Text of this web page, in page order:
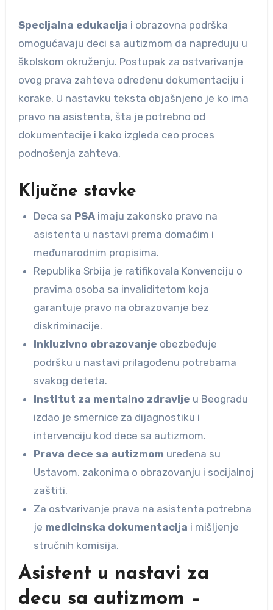
Specijalna edukacija i obrazovna podrška
omogućavaju deci sa autizmom da napreduju u
školskom okruženju. Postupak za ostvarivanje
ovog prava zahteva određenu dokumentaciju i
korake. U nastavku teksta objašnjeno je ko ima
pravo na asistenta, šta je potrebno od
dokumentacije i kako izgleda ceo proces
podnošenja zahteva.
Ključne stavke
Deca sa PSA imaju zakonsko pravo na
asistenta u nastavi prema domaćim i
međunarodnim propisima.
Republika Srbija je ratifikovala Konvenciju o
pravima osoba sa invaliditetom koja
garantuje pravo na obrazovanje bez
diskriminacije.
Inkluzivno obrazovanje obezbeđuje
podršku u nastavi prilagođenu potrebama
svakog deteta.
Institut za mentalno zdravlje u Beogradu
izdao je smernice za dijagnostiku i
intervenciju kod dece sa autizmom.
Prava dece sa autizmom uređena su
Ustavom, zakonima o obrazovanju i socijalnoj
zaštiti.
Za ostvarivanje prava na asistenta potrebna
je medicinska dokumentacija i mišljenje
stručnih komisija.
Asistent u nastavi za
decu sa autizmom –